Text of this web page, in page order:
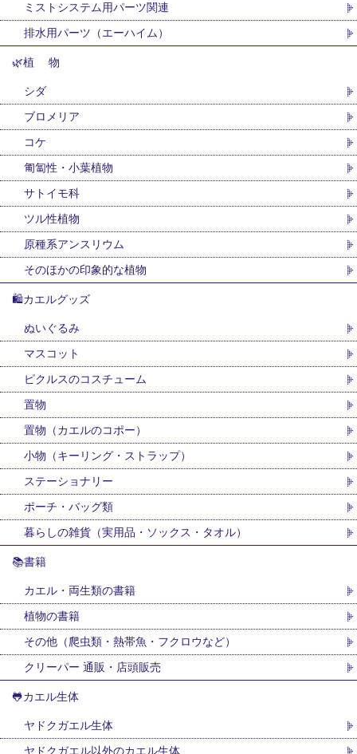
ミストシステム用パーツ関連
排水用パーツ（エーハイム）
🌿植 物
シダ
ブロメリア
コケ
匍匐性・小葉植物
サトイモ科
ツル性植物
原種系アンスリウム
そのほかの印象的な植物
🛍カエルグッズ
ぬいぐるみ
マスコット
ピクルスのコスチューム
置物
置物（カエルのコポー）
小物（キーリング・ストラップ）
ステーショナリー
ポーチ・バッグ類
暮らしの雑貨（実用品・ソックス・タオル）
📚書籍
カエル・両生類の書籍
植物の書籍
その他（爬虫類・熱帯魚・フクロウなど）
クリーパー 通販・店頭販売
🐸カエル生体
ヤドクガエル生体
ヤドクガエル以外のカエル生体